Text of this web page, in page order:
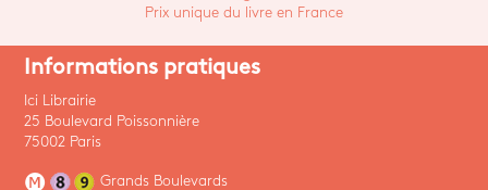
Prix unique du livre en France
Informations pratiques
Ici Librairie
25 Boulevard Poissonnière
75002 Paris
Grands Boulevards